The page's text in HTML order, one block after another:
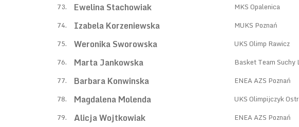
73.
Ewelina Stachowiak MKS Opalenica
74.
Izabela Korzeniewska MUKS Poznań
75.
Weronika Sworowska UKS Olimp Rawicz
76.
Marta Jankowska Basket Team Suchy
77.
Barbara Konwinska ENEA AZS Poznań
78.
Magdalena Molenda UKS Olimpijczyk
79.
Alicja Wojtkowiak ENEA AZS Poznań